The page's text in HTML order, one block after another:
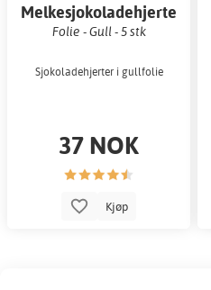
Melkesjokoladehjerte
Folie - Gull - 5 stk
Sjokoladehjerter i gullfolie
37 NOK
Kjøp